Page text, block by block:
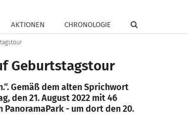
AKTIONEN CHRONOLOGIE
Geburtstagstour
Gemäß dem alten Sprichwort
den 21. August 2022 mit 46
PanoramaPark - um dort den 20.